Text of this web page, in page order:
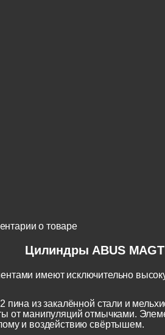
о товаре
Цилиндры ABUS
имеют исключительно
пина из закалённой стали и
от манипуляций отмычками.
и воздействию свёртышем.